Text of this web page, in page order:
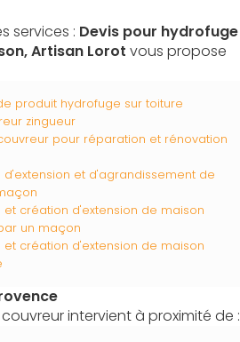
services : Devis pour hydrofuge
Artisan Lorot vous propose
produit hydrofuge sur toiture
zingueur
pour réparation et rénovation
d'extension et d'agrandissement de
et création d'extension de maison
un maçon
et création d'extension de maison
intervient à proximité de :